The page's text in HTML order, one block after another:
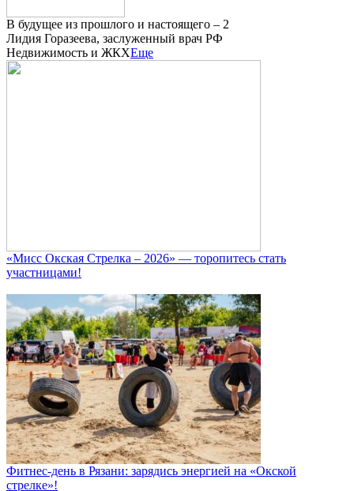
В будущее из прошлого и настоящего – 2
Лидия Горазеева, заслуженный врач РФ
Недвижимость и ЖКХЕще
«Мисс Окская Стрелка – 2026» — торопитесь стать
участницами!
Фитнес‑день в Рязани: зарядись энергией на «Окской
стрелке»!